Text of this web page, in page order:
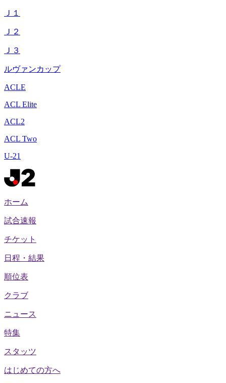
Ｊ１
Ｊ２
Ｊ３
ルヴァンカップ
ACLE
ACL Elite
ACL2
ACL Two
U-21
ホーム
試合速報
チケット
日程・結果
順位表
クラブ
ニュース
特集
スタッツ
はじめての方へ